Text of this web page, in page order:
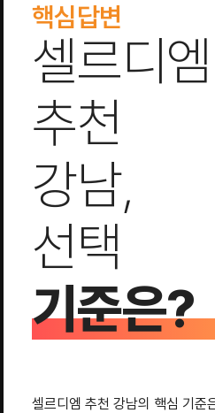
핵심답변
셀르디엠
추천
강남,
선택
기준은?
셀르디엠 추천 강남의 핵심 기준